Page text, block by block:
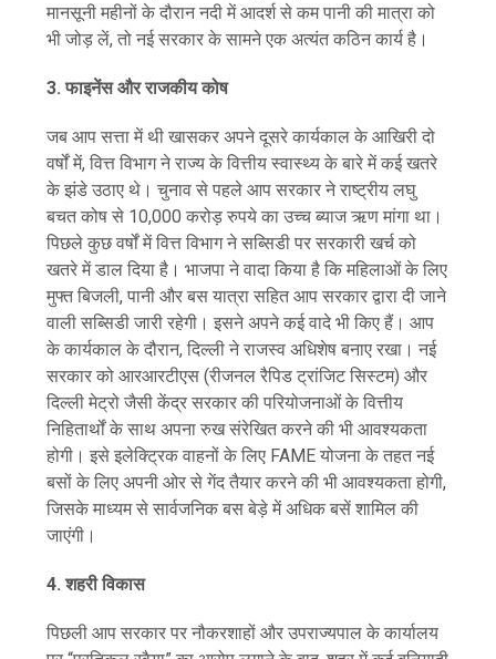
मानसूनी महीनों के दौरान नदी में आदर्श से कम पानी की मात्रा को
भी जोड़ लें, तो नई सरकार के सामने एक अत्यंत कठिन कार्य है।
3. फाइनेंस और राजकीय कोष
जब आप सत्ता में थी खासकर अपने दूसरे कार्यकाल के आखिरी दो
वर्षों में, वित्त विभाग ने राज्य के वित्तीय स्वास्थ्य के बारे में कई खतरे
के झंडे उठाए थे। चुनाव से पहले आप सरकार ने राष्ट्रीय लघु
बचत कोष से 10,000 करोड़ रुपये का उच्च ब्याज ऋण मांगा था।
पिछले कुछ वर्षों में वित्त विभाग ने सब्सिडी पर सरकारी खर्च को
खतरे में डाल दिया है। भाजपा ने वादा किया है कि महिलाओं के लिए
मुफ्त बिजली, पानी और बस यात्रा सहित आप सरकार द्वारा दी जाने
वाली सब्सिडी जारी रहेगी। इसने अपने कई वादे भी किए हैं। आप
के कार्यकाल के दौरान, दिल्ली ने राजस्व अधिशेष बनाए रखा। नई
सरकार को आरआरटीएस (रीजनल रैपिड ट्रांजिट सिस्टम) और
दिल्ली मेट्रो जैसी केंद्र सरकार की परियोजनाओं के वित्तीय
निहितार्थों के साथ अपना रुख संरेखित करने की भी आवश्यकता
होगी। इसे इलेक्ट्रिक वाहनों के लिए FAME योजना के तहत नई
बसों के लिए अपनी ओर से गेंद तैयार करने की भी आवश्यकता होगी,
जिसके माध्यम से सार्वजनिक बस बेड़े में अधिक बसें शामिल की
जाएंगी।
4. शहरी विकास
पिछली आप सरकार पर नौकरशाहों और उपराज्यपाल के कार्यालय